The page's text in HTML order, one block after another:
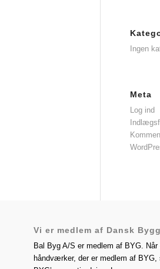
Ingen
Meta
Log ind
Vi er medlem af Dansk
Bal Byg A/S er medlem af BYG.
håndværker, der er medlem af